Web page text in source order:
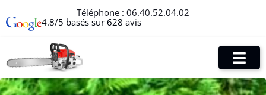
Téléphone : 06.40.52.04.02
4.8/5 basés sur 628 avis